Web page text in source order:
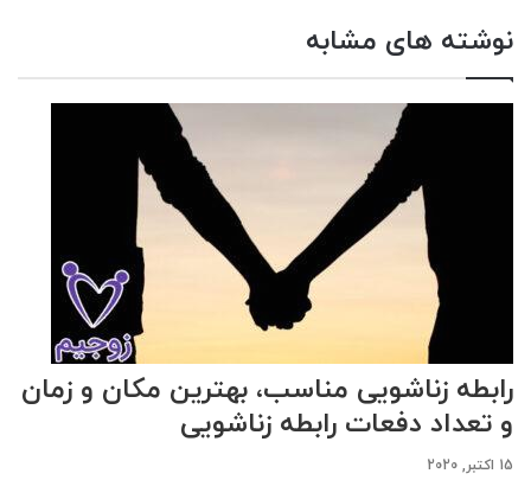
نوشته های مشابه
رابطه زناشویی مناسب، بهترین مکان و زمان
و تعداد دفعات رابطه زناشویی
15 اکتبر, 2020